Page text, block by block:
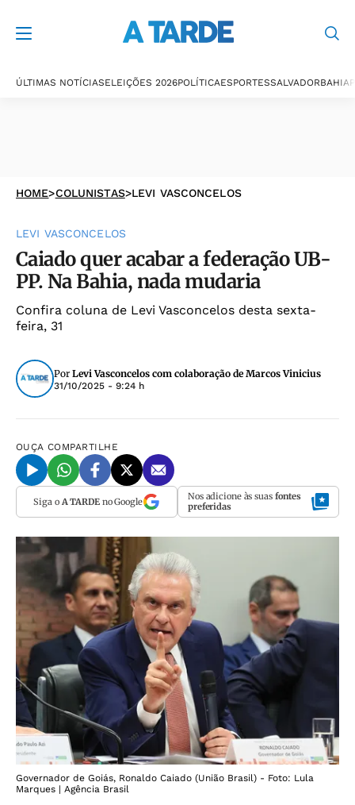
ÚLTIMAS NOTÍCIASELEIÇÕES 2026POLÍTICAESPORTESSALVADORBAHIA
HOME>COLUNISTAS>LEVI VASCONCELOS
LEVI VASCONCELOS
Caiado quer acabar a federação UB-
PP. Na Bahia, nada mudaria
Confira coluna de Levi Vasconcelos desta sexta-
feira, 31
Por Levi Vasconcelos com colaboração de Marcos Vinicius
31/10/2025 - 9:24 h
OUÇA COMPARTILHE
Siga o A TARDEno Google Nos adicione às suas fontes
preferidas
Governador de Goiás, Ronaldo Caiado (União Brasil) - Foto: Lula
Marques | Agência Brasil